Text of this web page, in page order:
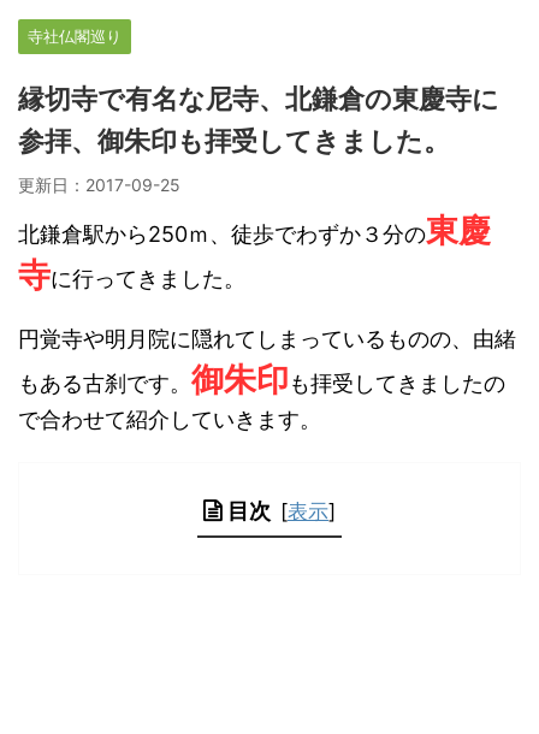
寺社仏閣巡り
縁切寺で有名な尼寺、北鎌倉の東慶寺に
参拝、御朱印も拝受してきました。
更新日： 2017-09-25
北鎌倉駅から250ｍ、徒歩でわずか３分の東慶
寺に行ってきました。
円覚寺や明月院に隠れてしまっているものの、由緒
もある古刹です。 御朱印も拝受してきましたの
で合わせて紹介していきます。
目次 [表示]